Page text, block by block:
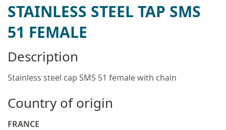
STAINLESS STEEL TAP SMS
51 FEMALE
Description
Stainless steel cap SMS 51 female with chain
Country of origin
FRANCE